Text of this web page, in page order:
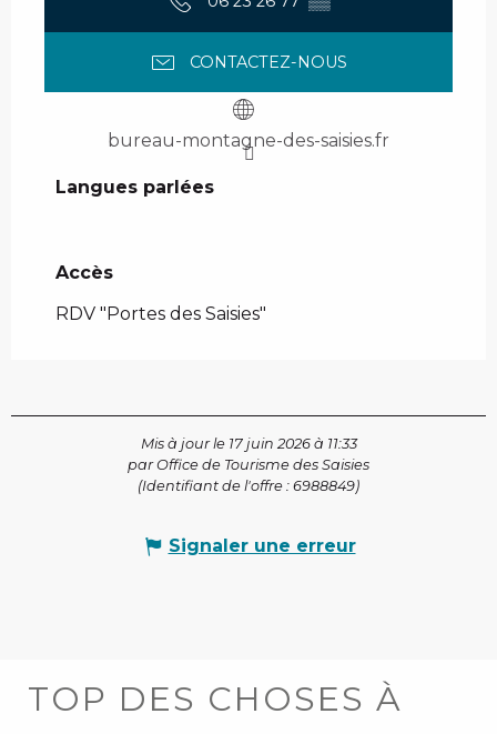
CONTACTEZ-NOUS
bureau-montagne-des-saisies.fr
Langues parlées
Langues parlées
Accès
Accès
RDV "Portes des Saisies"
Mis à jour le 17 juin 2026 à 11:33
par Office de Tourisme des Saisies
(Identifiant de l'offre : 6988849)
Signaler une erreur
TOP DES CHOSES À